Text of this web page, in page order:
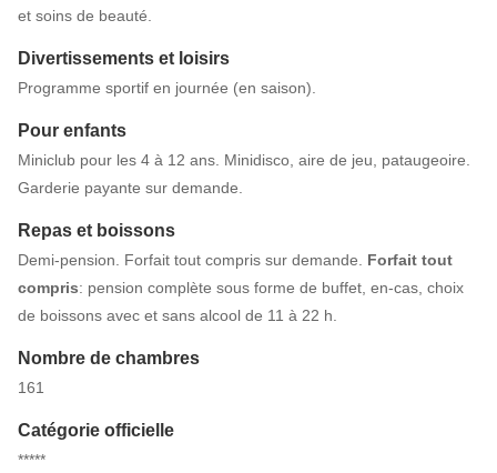
et soins de beauté.
Divertissements et loisirs
Programme sportif en journée (en saison).
Pour enfants
Miniclub pour les 4 à 12 ans. Minidisco, aire de jeu, pataugeoire.
Garderie payante sur demande.
Repas et boissons
Demi-pension. Forfait tout compris sur demande. Forfait tout
compris: pension complète sous forme de buffet, en-cas, choix
de boissons avec et sans alcool de 11 à 22 h.
Nombre de chambres
161
Catégorie officielle
*****